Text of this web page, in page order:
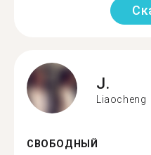
J.
Liaocheng
СВОБОДНЫЙ